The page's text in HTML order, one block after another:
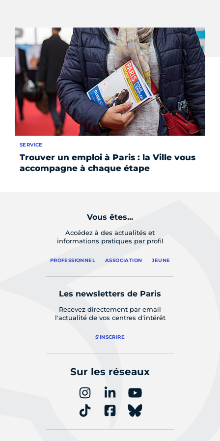
Trouver un emploi à Paris : la Ville vous
accompagne à chaque étape
SERVICE
Vous êtes...
Accédez à des actualités et
informations pratiques par profil
PROFESSIONNEL ASSOCIATION JEUNE
Les newsletters de Paris
Recevez directement par email
l'actualité de vos centres d'intérêt
S'INSCRIRE
Sur les réseaux